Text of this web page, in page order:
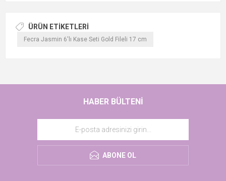
ÜRÜN ETIKETLERI
Fecra Jasmin 6'lı Kase Seti Gold Fileli 17 cm
HABER BÜLTENI
ABONE OL